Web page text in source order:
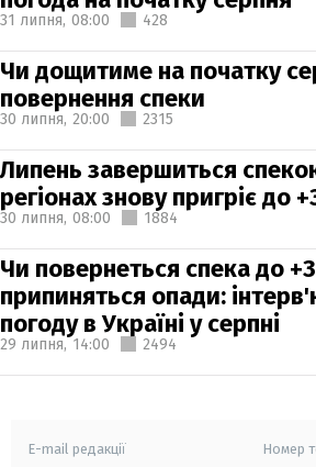
31 липня, 08:00 428
Чи дощитиме на початку
повернення спеки
30 липня, 20:00 2315
Липень завершиться
регіонах знову пригріє до
30 липня, 08:00 1884
Чи повернеться спека до
припиняться опади:
погоду в Україні у серпні
29 липня, 14:00 2494
E-mail редакції Номер